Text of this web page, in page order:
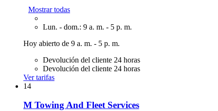
Mostrar todas
Lun. - dom.: 9 a. m. - 5 p. m.
Hoy abierto de 9 a. m. - 5 p. m.
Devolución del cliente 24 horas
Devolución del cliente 24 horas
Ver tarifas
14
M Towing And Fleet Services